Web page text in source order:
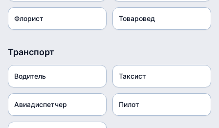
Флорист Товаровед
Транспорт
Водитель Таксист
Авиадиспетчер Пилот